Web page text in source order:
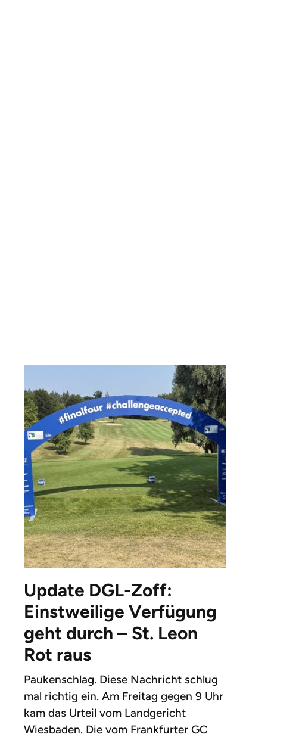
Update DGL-Zoff:
Einstweilige Verfügung
geht durch – St. Leon
Rot raus
Paukenschlag. Diese Nachricht schlug
mal richtig ein. Am Freitag gegen 9 Uhr
kam das Urteil vom Landgericht
Wiesbaden. Die vom Frankfurter GC